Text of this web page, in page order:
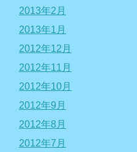
2013年2月
2013年1月
2012年12月
2012年11月
2012年10月
2012年9月
2012年8月
2012年7月